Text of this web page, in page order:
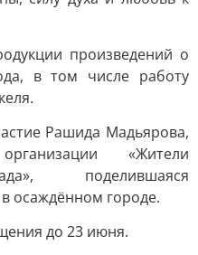
произведений о
в том числе работу
Рашида Мадьярова,
«Жители
поделившаяся
осаждённом городе.
до 23 июня.